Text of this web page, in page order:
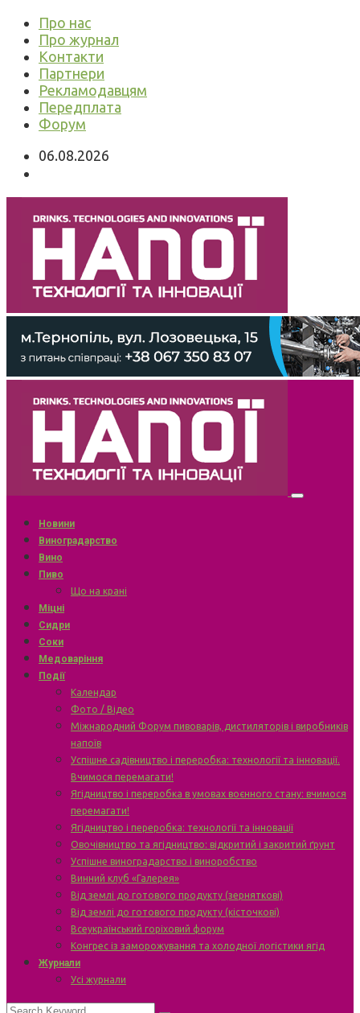
Про нас
Про журнал
Контакти
Партнери
Рекламодавцям
Передплата
Форум
06.08.2026
Новини
Виноградарство
Вино
Пиво
Що на крані
Міцні
Сидри
Соки
Медоваріння
Події
Календар
Фото / Відео
Міжнародний Форум пивоварів, дистиляторів і виробників
напоїв
Успішне садівництво і переробка: технології та інновації.
Вчимося перемагати!
Ягідництво і переробка в умовах воєнного стану: вчимося
перемагати!
Ягідництво і переробка: технології та інновації
Овочівництво та ягідництво: відкритий і закритий ґрунт
Успішне виноградарство і виноробство
Винний клуб «Галерея»
Від землі до готового продукту (зерняткові)
Від землі до готового продукту (кісточкові)
Всеукраїнський горіховий форум
Конгрес із заморожування та холодної логістики ягід
Журнали
Усі журнали